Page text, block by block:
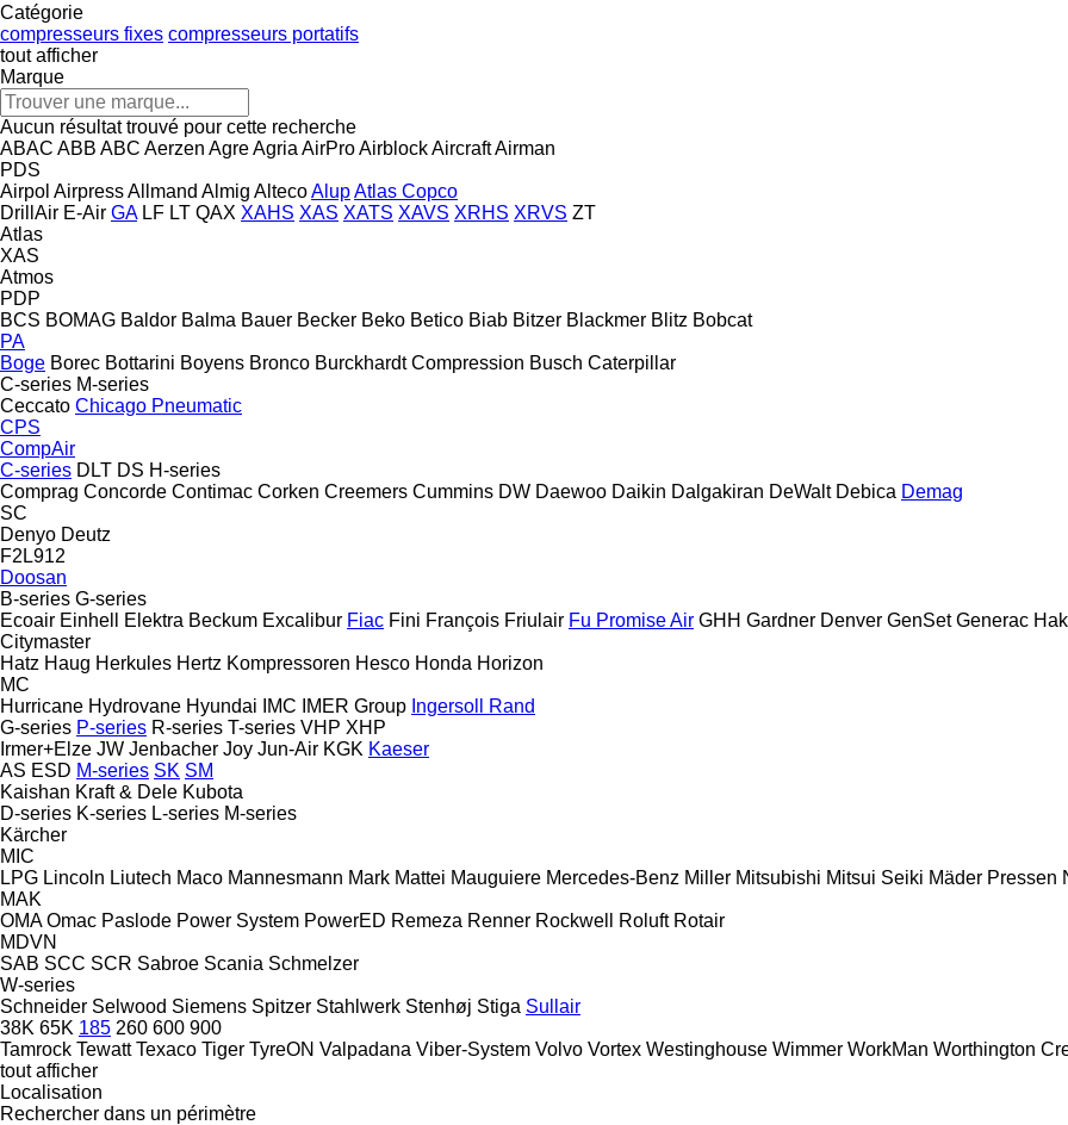
Catégorie
compresseurs fixes compresseurs portatifs
tout afficher
Marque
Aucun résultat trouvé pour cette recherche
ABAC ABB ABC Aerzen AgreAgria AirProAirblockAircraftAirman
PDS
Airpol AirpressAllmand Almig AltecoAlupAtlas Copco
DrillAir E-Air GA LF LT QAX XAHS XAS XATS XAVS XRHS XRVS ZT
Atlas
XAS
Atmos
PDP
BCS BOMAG Baldor Balma Bauer Becker Beko Betico Biab Bitzer Blackmer Blitz Bobcat
PA
Boge Borec Bottarini Boyens Bronco Burckhardt Compression Busch Caterpillar
C-series M-series
Ceccato Chicago Pneumatic
CPS
CompAir
C-series DLT DS H-series
Comprag Concorde Contimac Corken Creemers Cummins DW Daewoo Daikin Dalgakiran DeWalt Debica Demag
SC
Denyo Deutz
F2L912
Doosan
B-series G-series
Ecoair Einhell Elektra Beckum Excalibur Fiac Fini François Friulair Fu Promise Air GHH Gardner Denver GenSet Generac
Citymaster
Hatz Haug Herkules Hertz Kompressoren Hesco Honda Horizon
MC
Hurricane Hydrovane Hyundai IMC IMER Group Ingersoll Rand
G-series P-series R-series T-series VHP XHP
Irmer+Elze JW Jenbacher Joy Jun-Air KGK Kaeser
AS ESD M-series SK SM
Kaishan Kraft & Dele Kubota
D-series K-series L-series M-series
Kärcher
MIC
LPG Lincoln Liutech Maco Mannesmann Mark Mattei Mauguiere Mercedes-Benz Miller Mitsubishi Mitsui Seiki Mäder Pressen
MAK
OMA Omac Paslode Power System PowerED Remeza Renner Rockwell Roluft Rotair
MDVN
SAB SCC SCR Sabroe Scania Schmelzer
W-series
Schneider Selwood Siemens Spitzer Stahlwerk Stenhøj Stiga Sullair
38K 65K 185 260 600 900
Tamrock Tewatt Texaco Tiger TyreON Valpadana Viber-System Volvo Vortex Westinghouse Wimmer WorkMan Worthington
tout afficher
Localisation
Rechercher dans un périmètre